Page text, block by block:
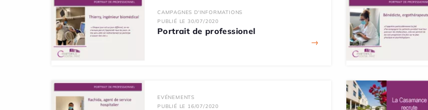
CAMPAGNES D'INFORMATIONS
PUBLIÉ LE 30/07/2020
Portrait de professionel
→
EVÉNEMENTS
PUBLIÉ LE 16/07/2020